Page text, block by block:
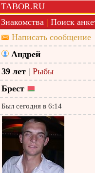
TABOR.RU
Знакомства | Поиск
Написать сообщение
Андрей
39 лет | Рыбы
Брест
Был сегодня в 6:14